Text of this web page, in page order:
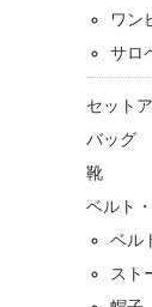
ワン
サロ
セット
バッグ
靴
ベルト
ベル
スト